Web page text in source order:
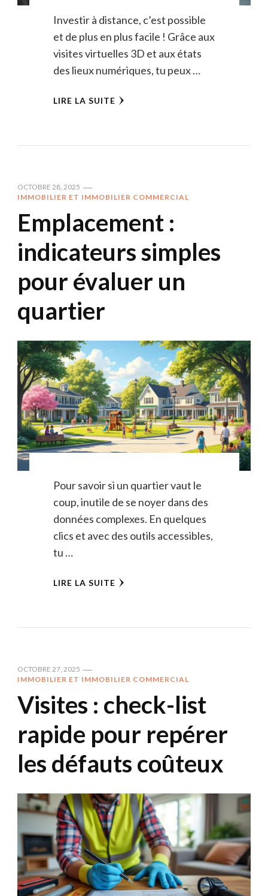
Investir à distance, c’est possible
et de plus en plus facile ! Grâce aux
visites virtuelles 3D et aux états
des lieux numériques, tu peux …
LIRE LA SUITE
OCTOBRE 28, 2025
IMMOBILIER ET IMMOBILIER COMMERCIAL
Emplacement :
indicateurs simples
pour évaluer un
quartier
Pour savoir si un quartier vaut le
coup, inutile de se noyer dans des
données complexes. En quelques
clics et avec des outils accessibles,
tu …
LIRE LA SUITE
OCTOBRE 27, 2025
IMMOBILIER ET IMMOBILIER COMMERCIAL
Visites : check-list
rapide pour repérer
les défauts coûteux